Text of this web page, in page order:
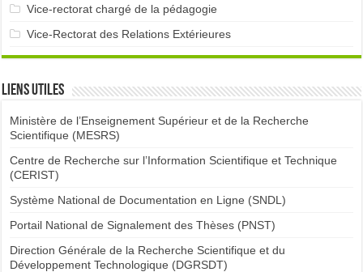
Vice-rectorat chargé de la pédagogie
Vice-Rectorat des Relations Extérieures
Liens utiles
Ministère de l’Enseignement Supérieur et de la Recherche
Scientifique (MESRS)
Centre de Recherche sur l’Information Scientifique et Technique
(CERIST)
Système National de Documentation en Ligne (SNDL)
Portail National de Signalement des Thèses (PNST)
Direction Générale de la Recherche Scientifique et du
Développement Technologique (DGRSDT)